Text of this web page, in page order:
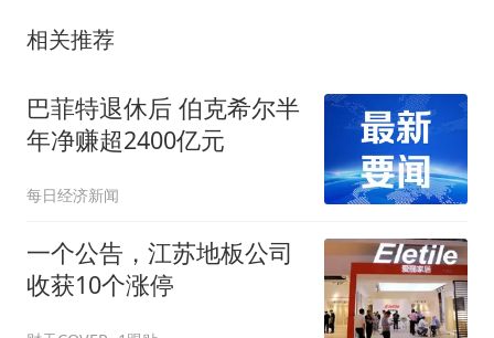
相关推荐
巴菲特退休后 伯克希尔半
年净赚超2400亿元
每日经济新闻
一个公告，江苏地板公司
收获10个涨停